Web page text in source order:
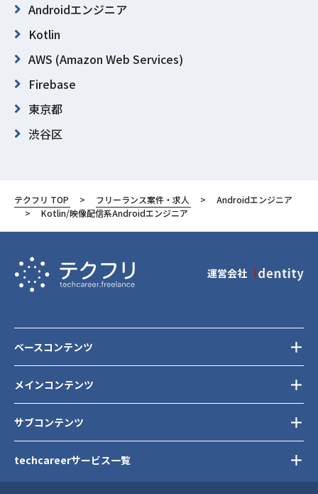
Androidエンジニア
Kotlin
AWS (Amazon Web Services)
Firebase
東京都
渋谷区
テクフリ TOP フリーランス案件・求人
Androidエンジニア
Kotlin/映像配信系Androidエンジニア
運営会社
メインコンテンツ
サブコンテンツ
ベースコンテンツ
techcareerサービス一覧